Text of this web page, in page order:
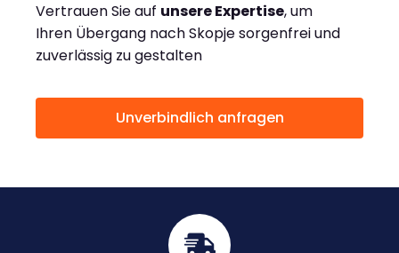
Vertrauen Sie auf unsere Expertise, um
Ihren Übergang nach Skopje sorgenfrei und
zuverlässig zu gestalten
Unverbindlich anfragen